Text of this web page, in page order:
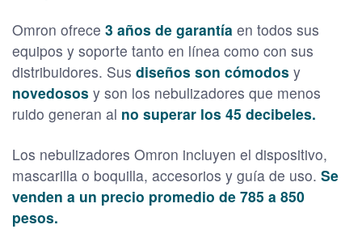
Omron ofrece 3 años de garantía en todos sus
equipos y soporte tanto en línea como con sus
distribuidores. Sus diseños son cómodos y
novedosos y son los nebulizadores que menos
ruido generan al no superar los 45 decibeles.
Los nebulizadores Omron incluyen el dispositivo,
mascarilla o boquilla, accesorios y guía de uso. Se
venden a un precio promedio de 785 a 850
pesos.